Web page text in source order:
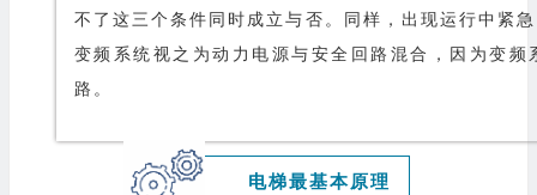
不了这三个条件同时成立与否。同样，出现运行中
变频系统视之为动力电源与安全回路混合，因为变
路。
电梯最基本原理